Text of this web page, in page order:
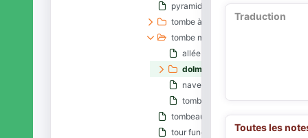
pyramide égyptienne
tombe à chambre
tombe mégalithique
allée couverte
dolmen
naveta
tombe des Géants
tombeau
tour funéraire
Traduction
Toutes les